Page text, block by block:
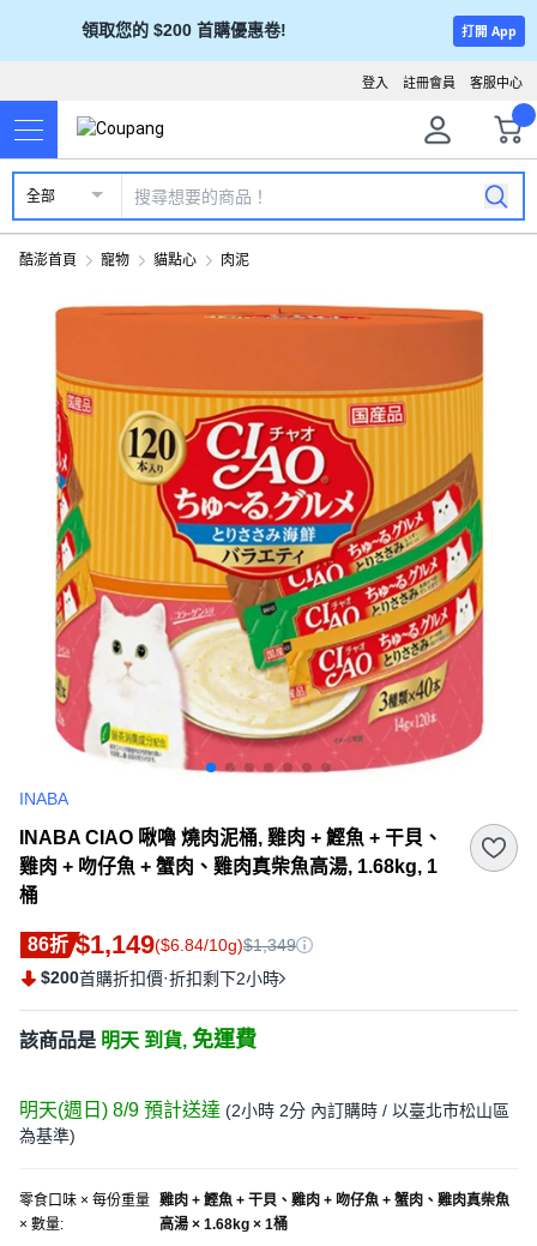
領取您的 $200 首購優惠卷! 打開 App
客服中心
註冊會員
登入
全部
酷澎首頁 寵物 貓點心 肉泥
INABA
INABA CIAO 啾嚕 燒肉泥桶, 雞肉 + 鰹魚 + 干貝、
雞肉 + 吻仔魚 + 蟹肉、雞肉真柴魚高湯, 1.68kg, 1
桶
86折 $1,149($6.84/10g)$1,349
$200首購折扣價·折扣剩下2小時
該商品是 明天 到貨, 免運費
明天(週日) 8/9 預計送達 (2小時 2分 內訂購時 / 以臺北市松山區
為基準)
零食口味 × 每份重量
× 數量:
雞肉 + 鰹魚 + 干貝、雞肉 + 吻仔魚 + 蟹肉、雞肉真柴魚
高湯 × 1.68kg × 1桶